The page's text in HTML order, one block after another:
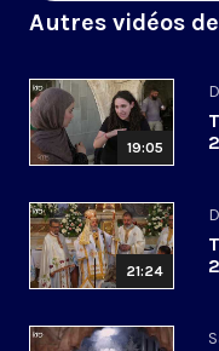
Autres vidéos
19:05
21:24